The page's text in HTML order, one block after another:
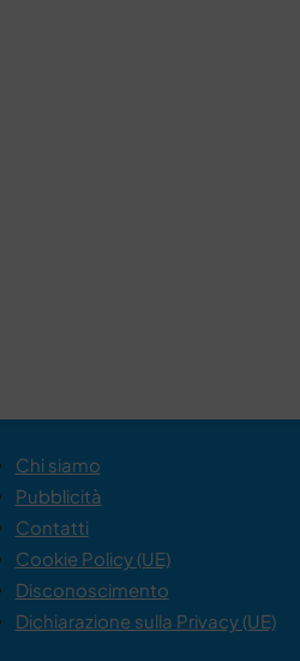
Chi siamo
Pubblicità
Contatti
Cookie Policy (UE)
Disconoscimento
Dichiarazione sulla Privacy (UE)